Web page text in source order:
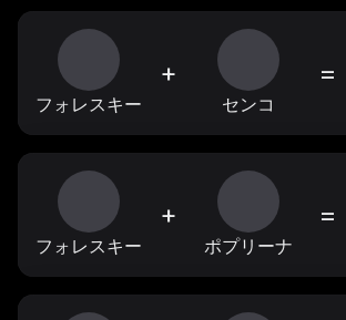
フォレスキー
+
センコ
=
フォレスキー
+
ポプリーナ
=